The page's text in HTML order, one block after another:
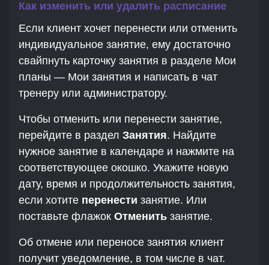
Как изменить или удалить расписание
Если клиент хочет перенести или отменить
индивидуальное занятие, ему достаточно
свайпнуть карточку занятия в разделе Мои
планы — Мои занятия и написать в чат
тренеру или администратору.
Чтобы отменить или перенести занятие,
перейдите в раздел Занятия. Найдите
нужное занятие в календаре и нажмите на
соответствующее окошко. Укажите новую
дату, время и продолжительность занятия,
если хотите перенести занятие. Или
поставьте флажок Отменить занятие.
Об отмене или переносе занятия клиент
получит уведомление, в том числе в чат.